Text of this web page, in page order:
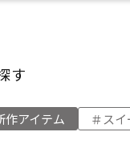
す
作アイテム ス